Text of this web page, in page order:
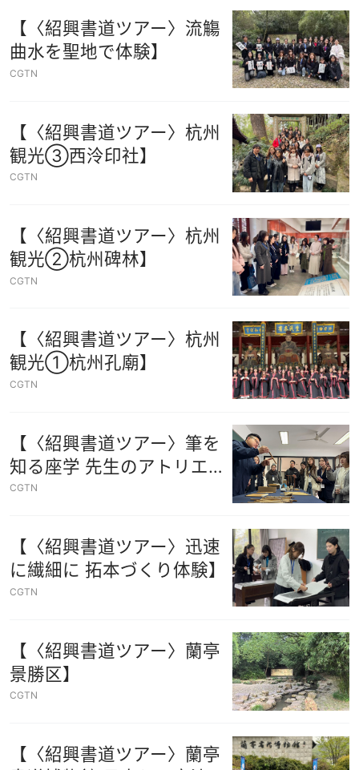
【〈紹興書道ツアー〉流觴
曲水を聖地で体験】
CGTN
【〈紹興書道ツアー〉杭州
観光③西泠印社】
CGTN
【〈紹興書道ツアー〉杭州
観光②杭州碑林】
CGTN
【〈紹興書道ツアー〉杭州
観光①杭州孔廟】
CGTN
【〈紹興書道ツアー〉筆を
知る座学 先生のアトリエ見
学も】
CGTN
【〈紹興書道ツアー〉迅速
に繊細に 拓本づくり体験】
CGTN
【〈紹興書道ツアー〉蘭亭
景勝区】
CGTN
【〈紹興書道ツアー〉蘭亭